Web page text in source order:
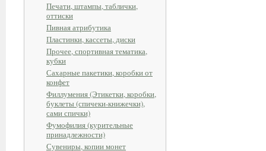
Печати, штампы, таблички,
оттиски
Пивная атрибутика
Пластинки, кассеты, диски
Прочее, спортивная тематика,
кубки
Сахарные пакетики, коробки от
конфет
Филлумения (Этикетки, коробки,
буклеты (спичеки-книжечки),
сами спички)
Фумофилия (курительные
принадлежности)
Сувениры, копии монет